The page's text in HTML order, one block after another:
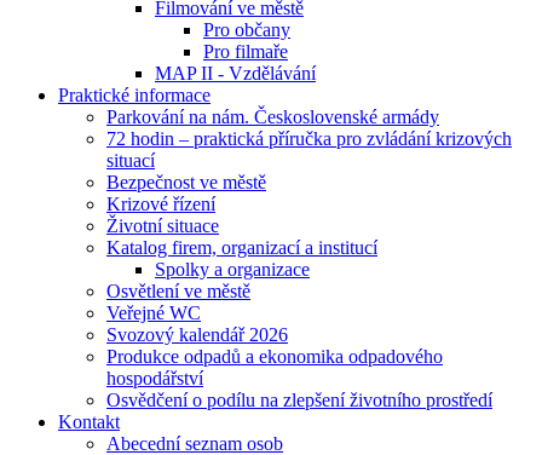
Filmování ve městě
Pro občany
Pro filmaře
MAP II - Vzdělávání
Praktické informace
Parkování na nám. Československé armády
72 hodin – praktická příručka pro zvládání krizových
situací
Bezpečnost ve městě
Krizové řízení
Životní situace
Katalog firem, organizací a institucí
Spolky a organizace
Osvětlení ve městě
Veřejné WC
Svozový kalendář 2026
Produkce odpadů a ekonomika odpadového
hospodářství
Osvědčení o podílu na zlepšení životního prostředí
Kontakt
Abecední seznam osob